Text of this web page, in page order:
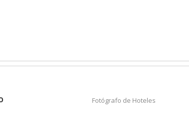
Fotógrafo de Hoteles